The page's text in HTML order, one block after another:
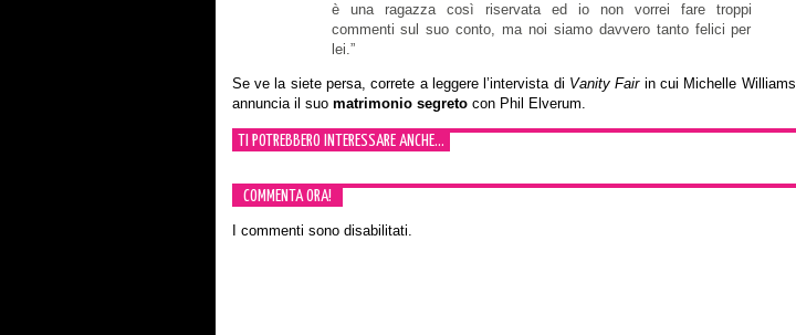
è una ragazza così riservata ed io non vorrei fare troppi
commenti sul suo conto, ma noi siamo davvero tanto felici per
lei.”
Se ve la siete persa, correte a leggere l’intervista di Vanity Fairin cui Michelle Williams
annuncia il suo matrimonio segretocon Phil Elverum.
TI POTREBBERO INTERESSARE ANCHE...
COMMENTA ORA!
I commenti sono disabilitati.